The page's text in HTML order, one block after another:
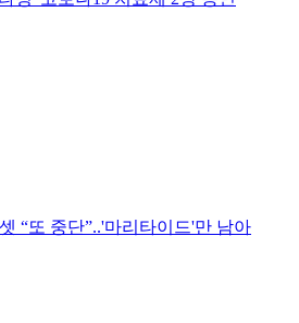
“또 중단”..'마리타이드'만 남아